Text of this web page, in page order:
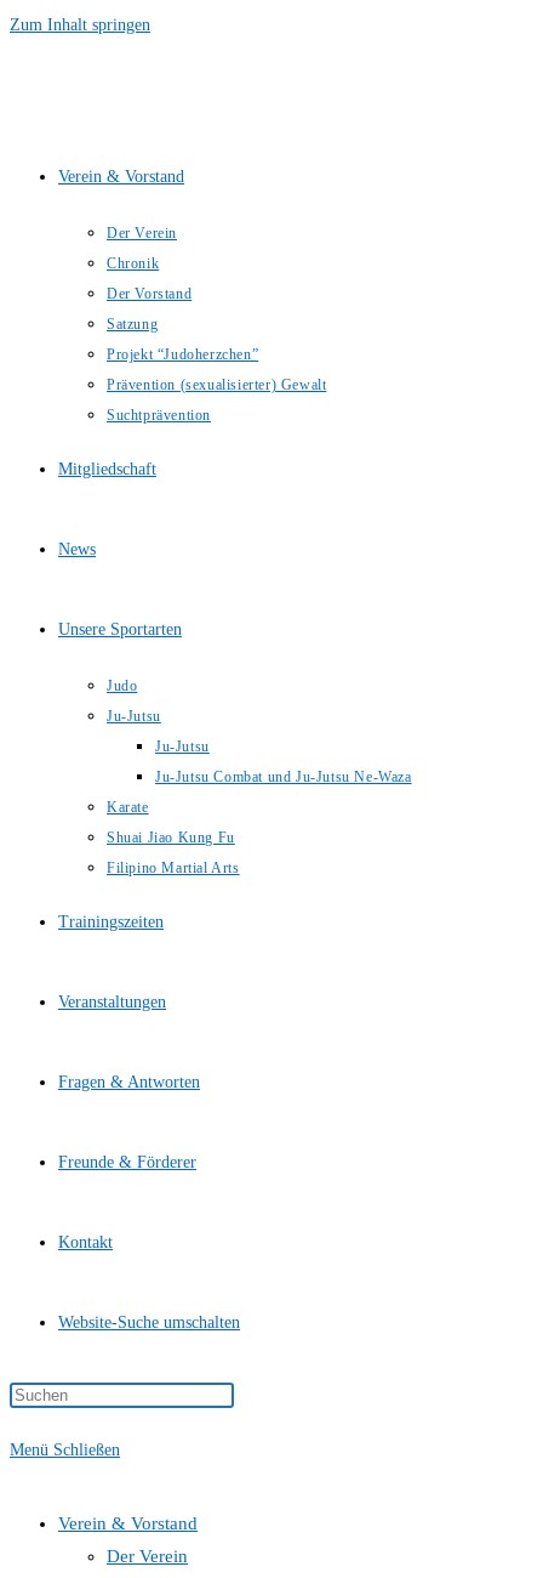
Zum Inhalt springen
Verein & Vorstand
Der Verein
Chronik
Der Vorstand
Satzung
Projekt “Judoherzchen”
Prävention (sexualisierter) Gewalt
Suchtprävention
Mitgliedschaft
News
Unsere Sportarten
Judo
Ju-Jutsu
Ju-Jutsu
Ju-Jutsu Combat und Ju-Jutsu Ne-Waza
Karate
Shuai Jiao Kung Fu
Filipino Martial Arts
Trainingszeiten
Veranstaltungen
Fragen & Antworten
Freunde & Förderer
Kontakt
Website-Suche umschalten
Menü Schließen
Verein & Vorstand
Der Verein